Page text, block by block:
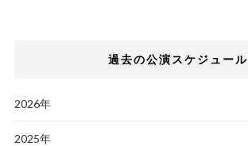
過去の公演スケジュール
2026年
2025年